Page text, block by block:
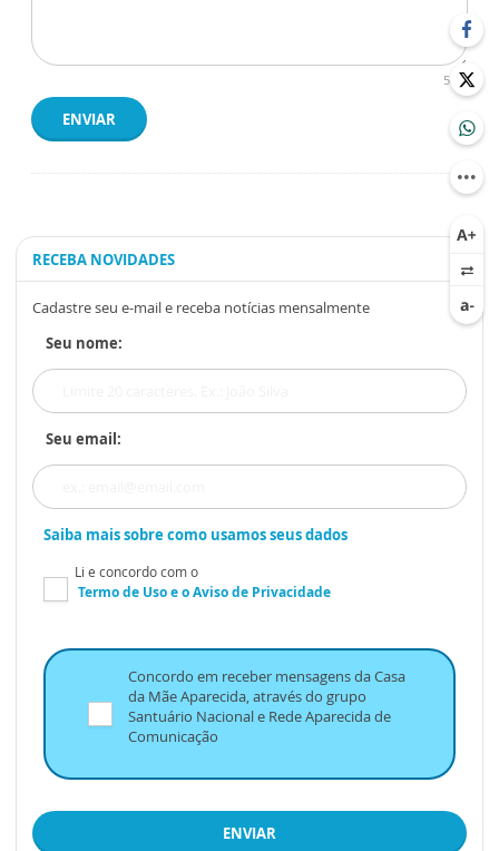
500
ENVIAR
RECEBA NOVIDADES
Cadastre seu e-mail e receba notícias mensalmente
Seu nome:
Seu email:
Saiba mais sobre como usamos seus dados
Li e concordo com o
Termo de Usoe oAviso de Privacidade
Concordo em receber mensagens da Casa
da Mãe Aparecida, através do grupo
Santuário Nacional e Rede Aparecida de
Comunicação
ENVIAR